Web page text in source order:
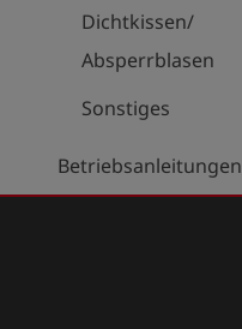
Dichtkissen/
Absperrblasen
Sonstiges
Betriebsanleitungen